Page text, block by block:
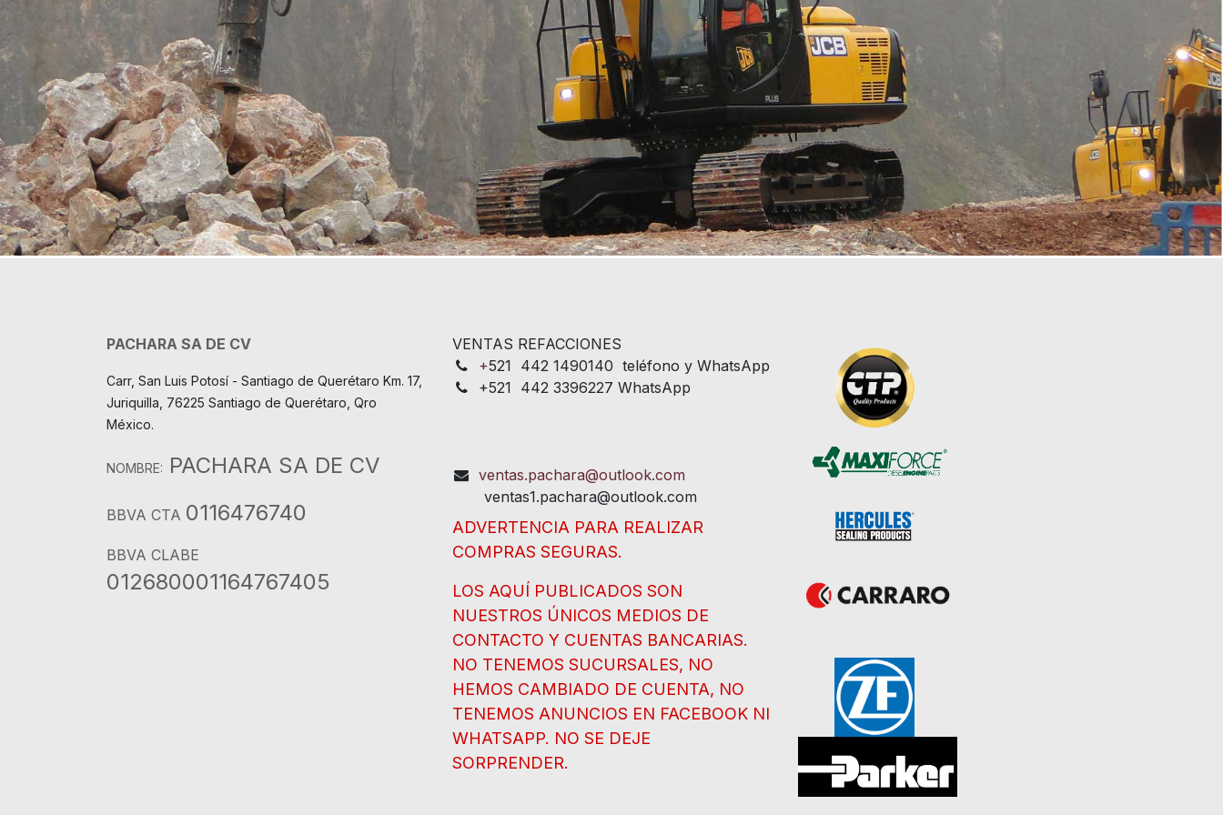
PACHARA SA DE CV
Carr, San Luis Potosí - Santiago de Querétaro Km. 17,
Juriquilla, 76225 Santiago de Querétaro, Qro
México.
NOMBRE: PACHARA SA DE CV
BBVA CTA 0116476740
BBVA CLABE
012680001164767405
VENTAS REFACCIONES
+521 442 1490140 teléfono y WhatsApp
+521 442 3396227 WhatsApp
ventas.pachara@outlook.com
ventas1.pachara@outlook.com
ADVERTENCIA PARA REALIZAR
COMPRAS SEGURAS.
LOS AQUÍ PUBLICADOS SON
NUESTROS ÚNICOS MEDIOS DE
CONTACTO Y CUENTAS BANCARIAS.
NO TENEMOS SUCURSALES, NO
HEMOS CAMBIADO DE CUENTA, NO
TENEMOS ANUNCIOS EN FACEBOOK NI
WHATSAPP. NO SE DEJE
SORPRENDER.